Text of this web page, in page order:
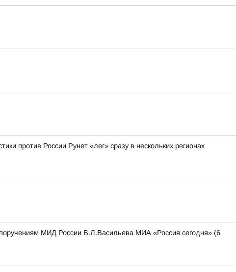
против России Рунет «лег» сразу в нескольких регионах
МИД России В.Л.Васильева МИА «Россия сегодня» (6